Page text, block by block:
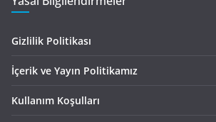
Gizlilik Politikası
İçerik ve Yayın Politikamız
Kullanım Koşulları